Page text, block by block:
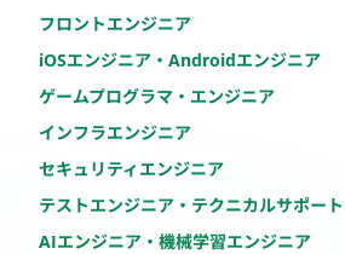
フロントエンジニア
iOSエンジニア・Androidエンジニア
ゲームプログラマ・エンジニア
インフラエンジニア
セキュリティエンジニア
テストエンジニア・テクニカルサポート
AIエンジニア・機械学習エンジニア